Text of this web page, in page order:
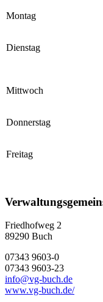
Montag
Dienstag
Mittwoch
Donnerstag
Freitag
Friedhofweg 2
89290 Buch
07343 9603-0
07343 9603-23
info@vg-buch.de
www.vg-buch.de/